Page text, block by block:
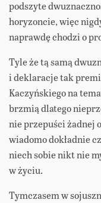
podszyte
horyzoncie, więc
naprawdę chodzi o
Tyle że tą samą
i deklaracje tak
Kaczyńskiego na
brzmią dlatego
nie przepuści żadnej
wiadomo dokładnie
niech sobie nikt nie
w życiu.
Tymczasem w